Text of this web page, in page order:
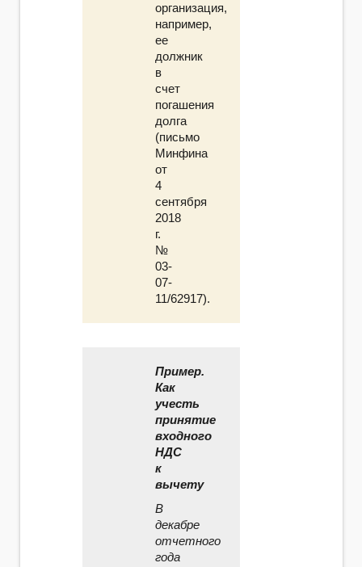
организация,
например,
ее
должник
в
счет
погашения
долга
(письмо
Минфина
от
4
сентября
2018
г.
№
03-
07-
11/62917).
Пример.
Как
учесть
принятие
входного
НДС
к
вычету
В
декабре
отчетного
года